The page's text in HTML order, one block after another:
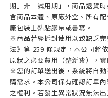
期」非「試用期」，商品退貨
含商品本體、原廠外盒、所有
廠包裝上黏貼膠帶或書寫。
※商品若經拆封使用以致缺乏
法》第 259 條規定，本公司將
原狀之必要費用（整新費），
※您的訂單送出後，系統將自
購需求。本公司保有確認訂單
之權利。若發生異常狀況無法